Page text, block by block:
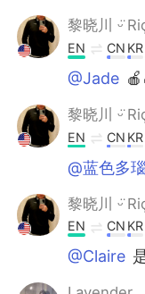
黎晓川 ᵕ̈
EN CN KR
@Jade
黎晓川 ᵕ̈
EN CN KR
@蓝色多
黎晓川 ᵕ̈
EN CN KR
@Claire